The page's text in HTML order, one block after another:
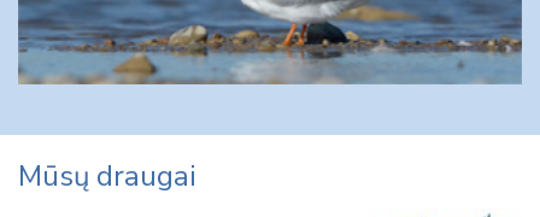
Mūsų draugai